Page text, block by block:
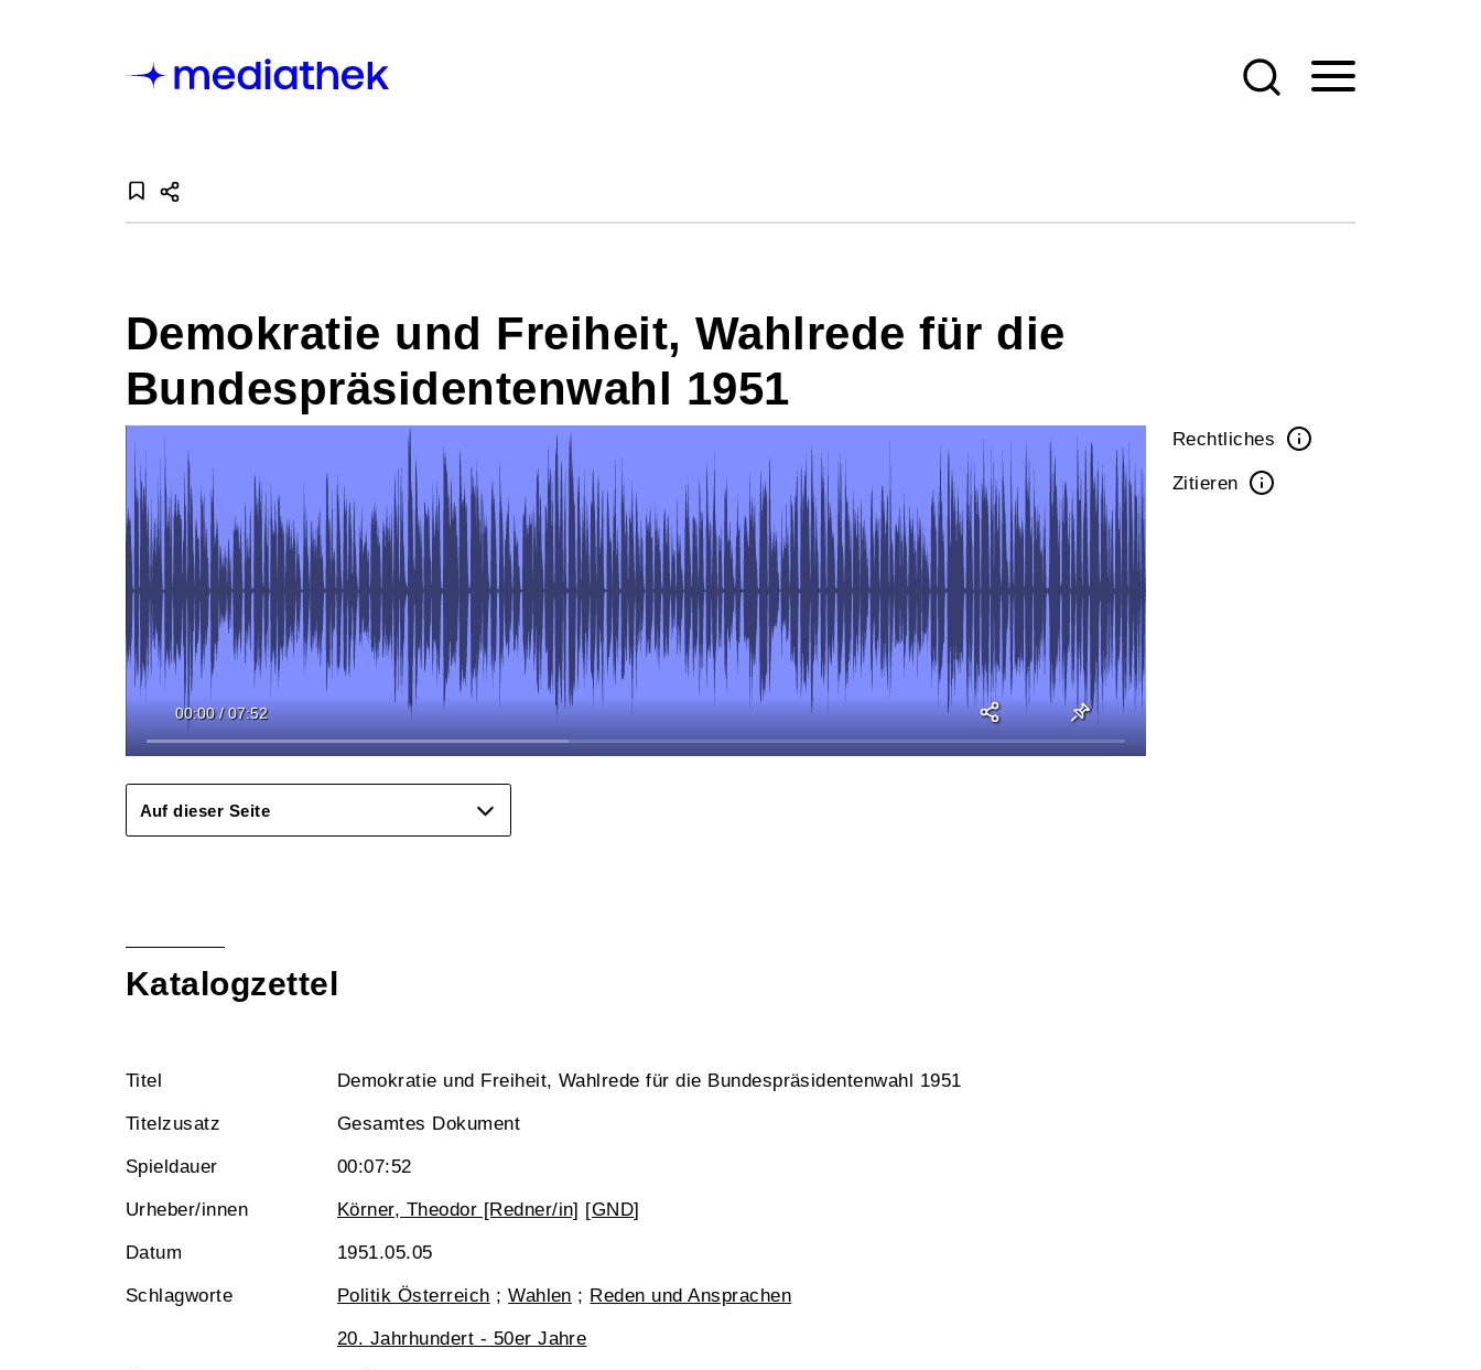
Demokratie und Freiheit, Wahlrede für die
Bundespräsidentenwahl 1951
00:00 / 07:52
Rechtliches
Zitieren
Auf dieser Seite
Katalogzettel
Titel Demokratie und Freiheit, Wahlrede für die Bundespräsidentenwahl 1951
Titelzusatz Gesamtes Dokument
Spieldauer 00:07:52
Urheber/innen Körner, Theodor [Redner/in] [GND]
Datum 1951.05.05
Schlagworte Politik Österreich ;Wahlen ; Reden und Ansprachen
20. Jahrhundert - 50er Jahre